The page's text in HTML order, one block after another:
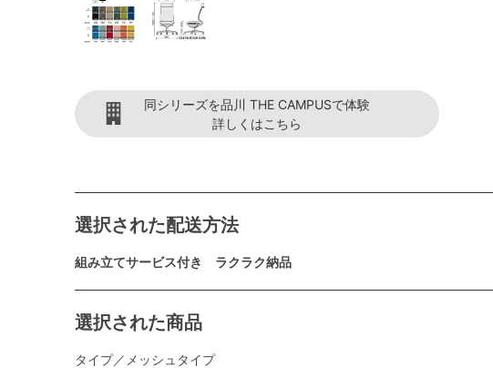
同シリーズを品川 THE CAMPUSで体験
詳しくはこちら
選択された配送方法
組み立てサービス付き ラクラク納品
選択された商品
タイプ／メッシュタイプ